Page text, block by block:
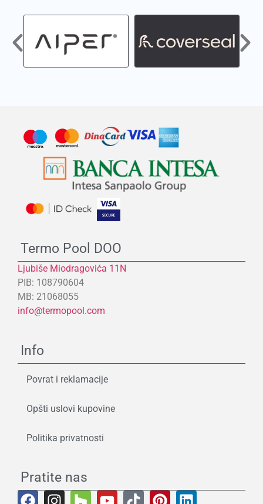
Termo Pool DOO
Ljubiše Miodragovića 11N
PIB: 108790604
MB: 21068055
info@termopool.com
Info
Povrat i reklamacije
Opšti uslovi kupovine
Politika privatnosti
Pratite nas